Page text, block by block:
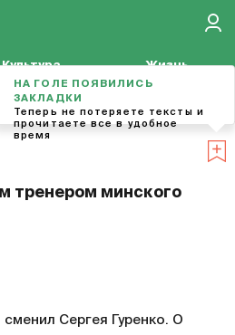
Культура Жизнь
Кино Футбол
тренером минского
Сергея Гуренко. О
НА ГОЛЕ ПОЯВИЛИСЬ
ЗАКЛАДКИ
Теперь не потеряете тексты и
прочитаете все в удобное
время